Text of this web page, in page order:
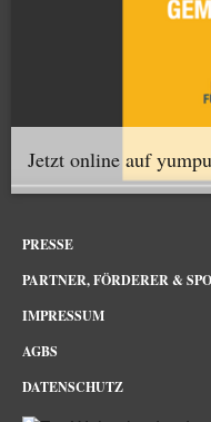
Jetzt online auf
PRESSE
PARTNER, FÖRDERER &
IMPRESSUM
AGBS
DATENSCHUTZ